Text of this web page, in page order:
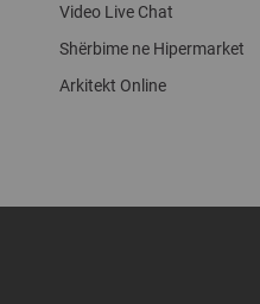
Video Live Chat
Shërbime ne Hipermarket
Arkitekt Online